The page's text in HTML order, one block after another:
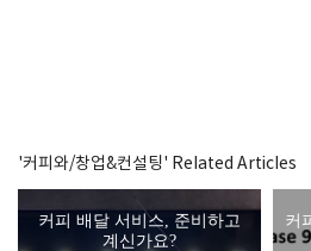
'커피와/창업&컨설팅' Related Articles
커피 배달 서비스, 준비하고
계신가요?
커